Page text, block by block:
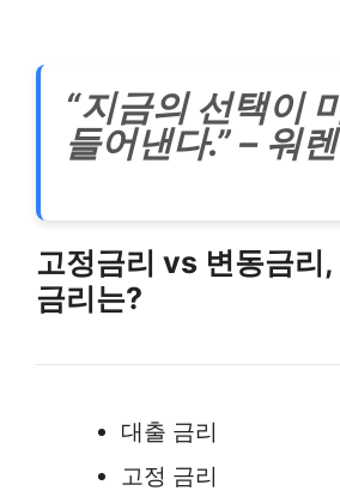
“지금의 선택이
들어낸다.” – 워
고정금리 vs 변동금리
금리는?
대출 금리
고정 금리